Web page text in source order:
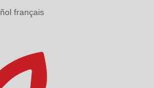
français